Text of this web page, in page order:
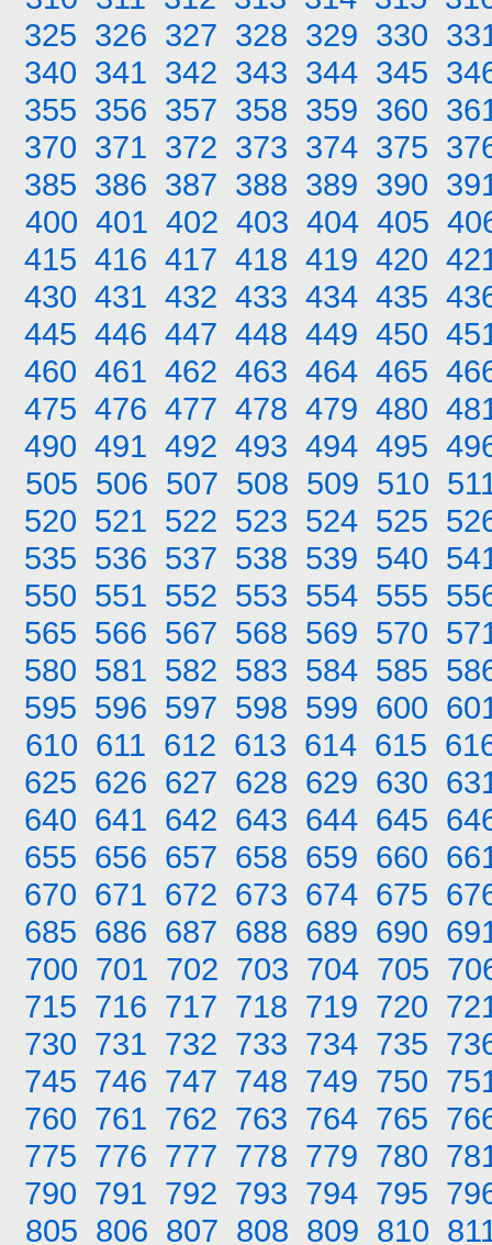
325 326 327 328 329 330
340 341 342 343 344 345
355 356 357 358 359 360
370 371 372 373 374 375
385 386 387 388 389 390
400 401 402 403 404 405
415 416 417 418 419 420
430 431 432 433 434 435
445 446 447 448 449 450
460 461 462 463 464 465
475 476 477 478 479 480
490 491 492 493 494 495
505 506 507 508 509 510
520 521 522 523 524 525
535 536 537 538 539 540
550 551 552 553 554 555
565 566 567 568 569 570
580 581 582 583 584 585
595 596 597 598 599 600
610 611 612 613 614 615
625 626 627 628 629 630
640 641 642 643 644 645
655 656 657 658 659 660
670 671 672 673 674 675
685 686 687 688 689 690
700 701 702 703 704 705
715 716 717 718 719 720
730 731 732 733 734 735
745 746 747 748 749 750
760 761 762 763 764 765
775 776 777 778 779 780
790 791 792 793 794 795
805 806 807 808 809 810